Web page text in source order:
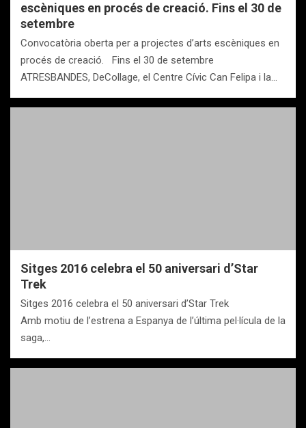
escèniques en procés de creació. Fins el 30 de
setembre
Convocatòria oberta per a projectes d’arts escèniques en
procés de creació. Fins el 30 de setembre
ATRESBANDES, DeCollage, el Centre Cívic Can Felipa i la…
Sitges 2016 celebra el 50 aniversari d’Star
Trek
Sitges 2016 celebra el 50 aniversari d’Star Trek
Amb motiu de l’estrena a Espanya de l’última pel·lícula de la
saga,…